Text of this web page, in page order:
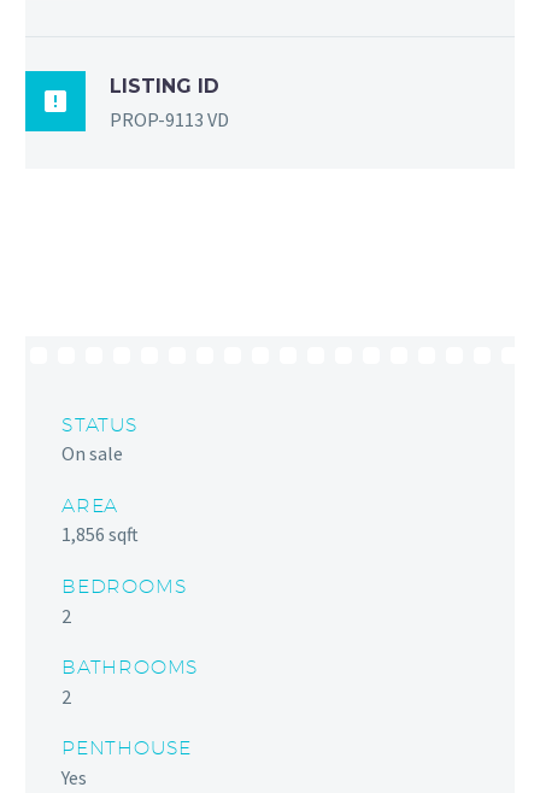

LISTING ID
PROP-9113 VD
STATUS
On sale
AREA
1,856 sqft
BEDROOMS
2
BATHROOMS
2
PENTHOUSE
Yes